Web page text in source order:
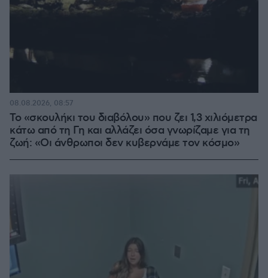
Το «σκουλήκι του διαβόλου» που ζει 1,3 χιλιόμετρα
κάτω από τη Γη και αλλάζει όσα γνωρίζαμε για τη
ζωή: «Οι άνθρωποι δεν κυβερνάμε τον κόσμο»
08.08.2026, 08:57